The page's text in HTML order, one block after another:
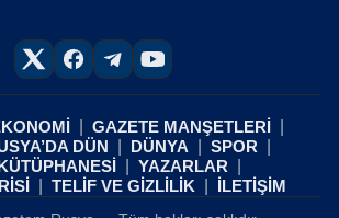
GAZETE MANŞETLERİ
DÜN DÜNYA
SPOR
YAZARLAR
TELİF VE GİZLİLİK İLETİŞİM